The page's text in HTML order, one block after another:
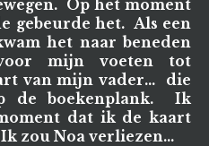
Op het moment
gebeurde het. Als een
het naar beneden
mijn voeten tot
van mijn vader... die
de boekenplank. Ik
dat ik de kaart
zou Noa verliezen...